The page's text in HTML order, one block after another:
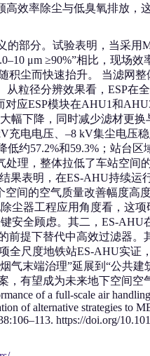
效率除尘与低臭氧排放，
部分。试验表明，当采
μm ≥90%”相比，现
尘而快速抬升。 当滤网
粒径分辨效果看，ESP
应ESP模块在AHU1和
幅下降，同时减少滤材更
电电压、–8 kV集尘电
约57.2%和59.3%；站台
理，整体拉低了车站空
表明，在ES‑AHU持续
间的空气质量改善幅度
器工程应用角度看，这
全顾虑。其二，
提下替代中高效过滤器
尺度地铁站ES‑AHU实
气末端治理”延展到“公共
有望成为未来地下空间空
of a full-scale air
of alternative strategies to
https://doi.org/